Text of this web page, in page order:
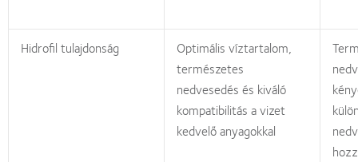
Hidrofil tulajdonság
Optimális víztartalom,
természetes
nedvesedés és kiváló
kompatibilitás a vizet
kedvelő anyagokkal